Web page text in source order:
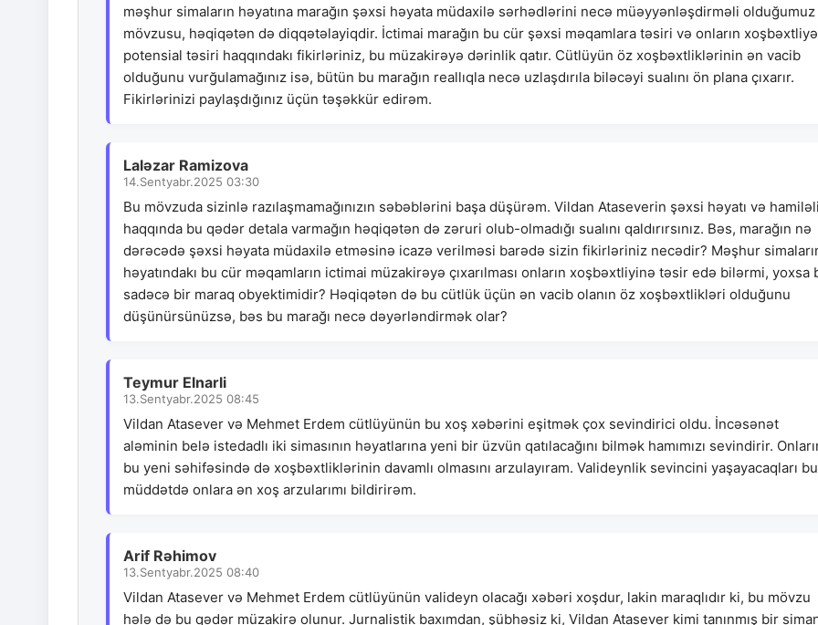
məşhur simaların həyatına marağın şəxsi həyata müdaxilə sərhədlərini necə müəyyənləşdirməli olduğumuz
mövzusu, həqiqətən də diqqətəlayiqdir. İctimai marağın bu cür şəxsi məqamlara təsiri və onların xoşbəxtliyə
potensial təsiri haqqındakı fikirləriniz, bu müzakirəyə dərinlik qatır. Cütlüyün öz xoşbəxtliklərinin ən vacib
olduğunu vurğulamağınız isə, bütün bu marağın reallıqla necə uzlaşdırıla biləcəyi sualını ön plana çıxarır.
Fikirlərinizi paylaşdığınız üçün təşəkkür edirəm.
Laləzar Ramizova
14.Sentyabr.2025 03:30
Bu mövzuda sizinlə razılaşmamağınızın səbəblərini başa düşürəm. Vildan Ataseverin şəxsi həyatı və
haqqında bu qədər detala varmağın həqiqətən də zəruri olub-olmadığı sualını qaldırırsınız. Bəs, marağın nə
dərəcədə şəxsi həyata müdaxilə etməsinə icazə verilməsi barədə sizin fikirləriniz necədir? Məşhur
həyatındakı bu cür məqamların ictimai müzakirəyə çıxarılması onların xoşbəxtliyinə təsir edə bilərmi, yoxsa
sadəcə bir maraq obyektimidir? Həqiqətən də bu cütlük üçün ən vacib olanın öz xoşbəxtlikləri olduğunu
düşünürsünüzsə, bəs bu marağı necə dəyərləndirmək olar?
Teymur Elnarli
13.Sentyabr.2025 08:45
Vildan Atasever və Mehmet Erdem cütlüyünün bu xoş xəbərini eşitmək çox sevindirici oldu. İncəsənət
aləminin belə istedadlı iki simasının həyatlarına yeni bir üzvün qatılacağını bilmək hamımızı sevindirir.
bu yeni səhifəsində də xoşbəxtliklərinin davamlı olmasını arzulayıram. Valideynlik sevincini yaşayacaqları bu
müddətdə onlara ən xoş arzularımı bildirirəm.
Arif Rəhimov
13.Sentyabr.2025 08:40
Vildan Atasever və Mehmet Erdem cütlüyünün valideyn olacağı xəbəri xoşdur, lakin maraqlıdır ki, bu mövzu
hələ də bu qədər müzakirə olunur. Jurnalistik baxımdan, şübhəsiz ki, Vildan Atasever kimi tanınmış bir